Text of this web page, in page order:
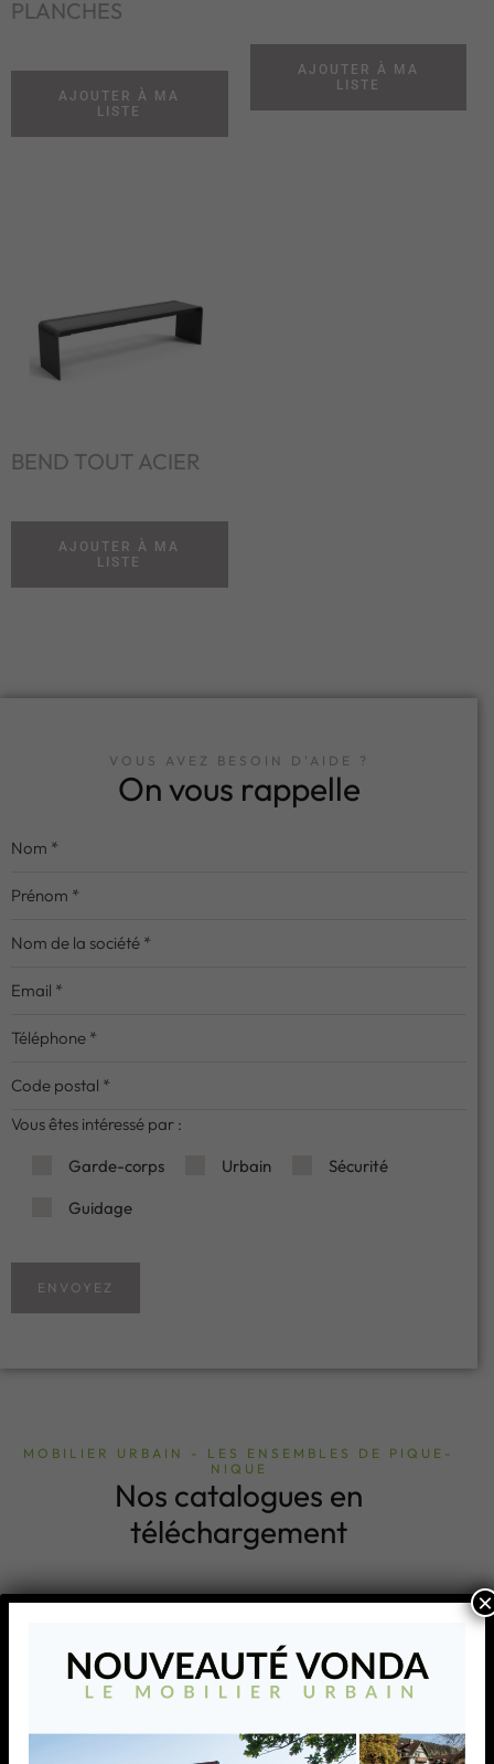
PLANCHES
AJOUTER À MA
LISTE
AJOUTER À MA
LISTE
BEND TOUT ACIER
AJOUTER À MA
LISTE
VOUS AVEZ BESOIN D'AIDE ?
On vous rappelle
Vous êtes intéressé par :
Garde-corps
Urbain
Sécurité
Guidage
ENVOYEZ
MOBILIER URBAIN - LES ENSEMBLES DE PIQUE-
NIQUE
Nos catalogues en
téléchargement
MOBILIER URBAIN
MODULO
×